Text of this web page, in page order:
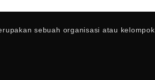
sebuah organisasi atau